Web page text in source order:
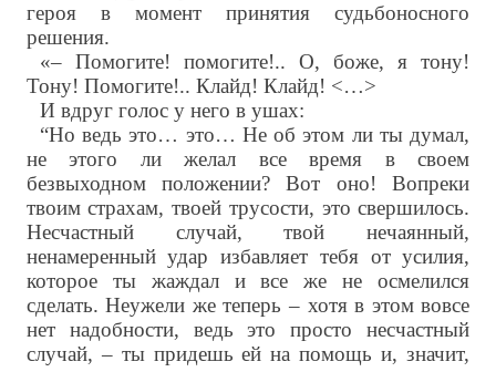
героя в момент принятия судьбоносного
решения.
«– Помогите! помогите!.. О, боже, я тону!
Тону! Помогите!.. Клайд! Клайд! <…>
И вдруг голос у него в ушах:
“Но ведь это… это… Не об этом ли ты думал,
не этого ли желал все время в своем
безвыходном положении? Вот оно! Вопреки
твоим страхам, твоей трусости, это свершилось.
Несчастный случай, твой нечаянный,
ненамеренный удар избавляет тебя от усилия,
которое ты жаждал и все же не осмелился
сделать. Неужели же теперь – хотя в этом вовсе
нет надобности, ведь это просто несчастный
случай, – ты придешь ей на помощь и, значит,